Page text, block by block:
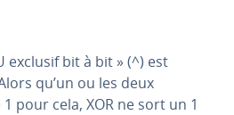
exclusif bit à bit » (^) est
qu’un ou les deux
pour cela, XOR ne sort un 1